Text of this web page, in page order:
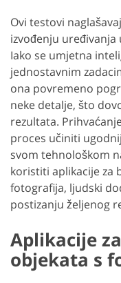
Ovi testovi
izvođenju
Iako se umjetna
jednostavnim
ona povremeno
neke detalje, što
rezultata.
proces učiniti
svom tehnološkom
koristiti aplikacije za
fotografija, ljudski
postizanju željenog
Aplikacije
objekata s